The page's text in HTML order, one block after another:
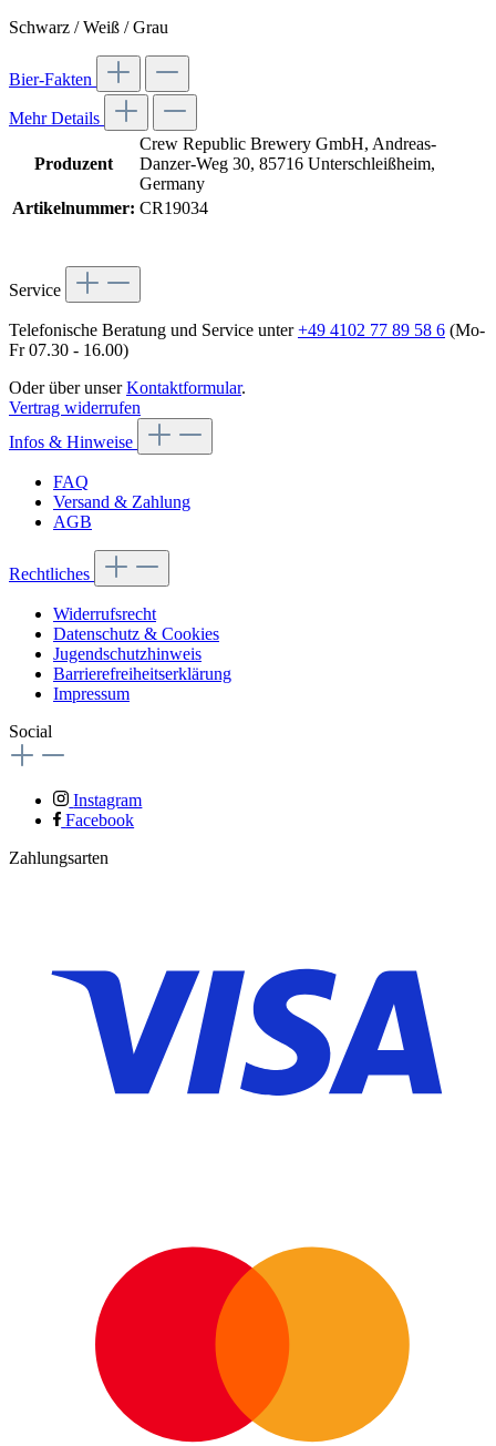
Schwarz / Weiß / Grau
Bier-Fakten
Mehr Details
Produzent
Crew Republic Brewery GmbH, Andreas-
Danzer-Weg 30, 85716 Unterschleißheim,
Germany
Artikelnummer: CR19034
Service
Telefonische Beratung und Service unter+49 4102 77 89 58 6 (Mo-
Fr 07.30 - 16.00)
Oder über unserKontaktformular.
Vertrag widerrufen
Infos & Hinweise
FAQ
Versand & Zahlung
AGB
Rechtliches
Widerrufsrecht
Datenschutz & Cookies
Jugendschutzhinweis
Barrierefreiheitserklärung
Impressum
Social
Instagram
Facebook
Zahlungsarten